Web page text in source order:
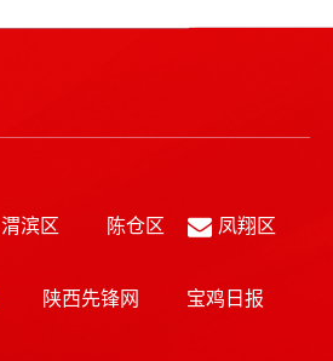
渭滨区 陈仓区
凤翔区
陕西先锋网
宝鸡日报